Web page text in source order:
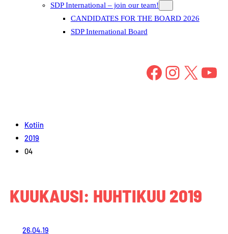
SDP International – join our team!
CANDIDATES FOR THE BOARD 2026
SDP International Board
Facebook Instagram X YouTube
Kotiin
2019
04
KUUKAUSI: HUHTIKUU 2019
26.04.19